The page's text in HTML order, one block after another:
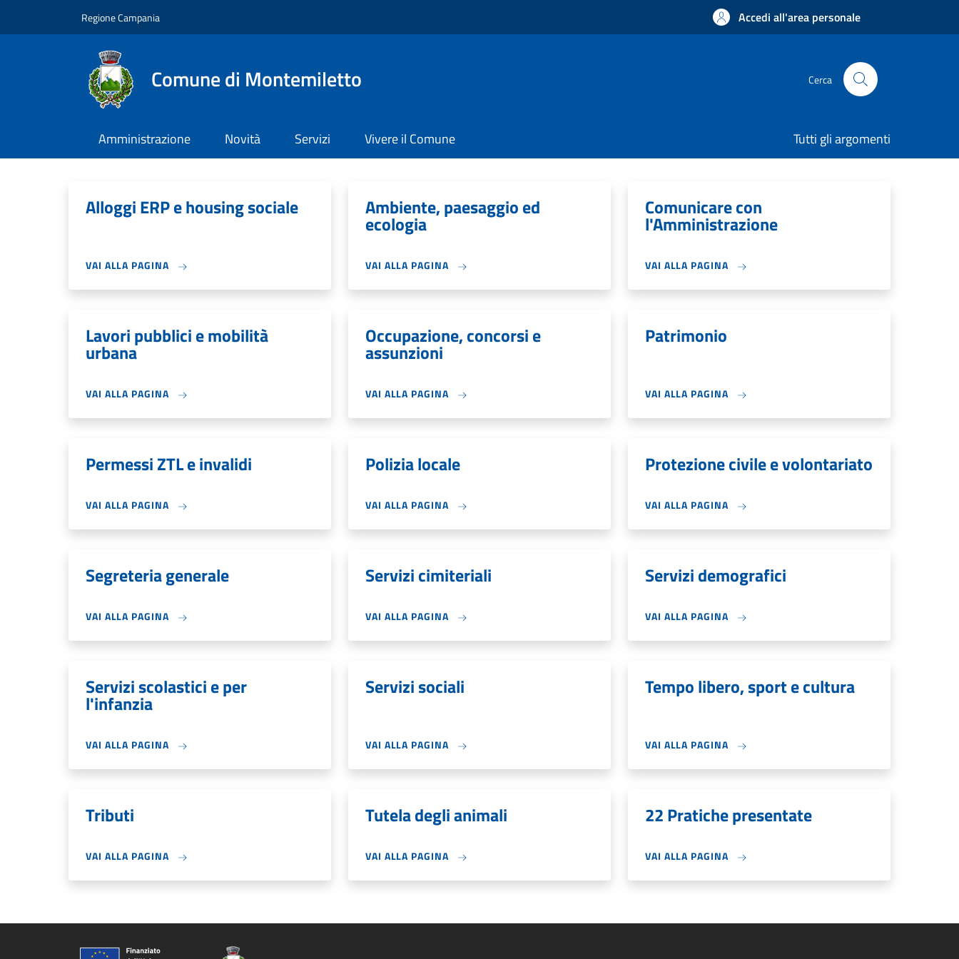
Regione Campania Accedi all'area personale
Comune di Montemiletto Cerca
Amministrazione Novità Servizi Vivere il Comune Tutti gli argomenti
Alloggi ERP e housing sociale
VAI ALLA PAGINA
Ambiente, paesaggio ed
ecologia
VAI ALLA PAGINA
Comunicare con
l'Amministrazione
VAI ALLA PAGINA
Lavori pubblici e mobilità
urbana
VAI ALLA PAGINA
Occupazione, concorsi e
assunzioni
VAI ALLA PAGINA
Patrimonio
VAI ALLA PAGINA
Permessi ZTL e invalidi
VAI ALLA PAGINA
Polizia locale
VAI ALLA PAGINA
Protezione civile e volontariato
VAI ALLA PAGINA
Segreteria generale
VAI ALLA PAGINA
Servizi cimiteriali
VAI ALLA PAGINA
Servizi demografici
VAI ALLA PAGINA
Servizi scolastici e per
l'infanzia
VAI ALLA PAGINA
Servizi sociali
VAI ALLA PAGINA
Tempo libero, sport e cultura
VAI ALLA PAGINA
Tributi
VAI ALLA PAGINA
Tutela degli animali
VAI ALLA PAGINA
22 Pratiche presentate
VAI ALLA PAGINA